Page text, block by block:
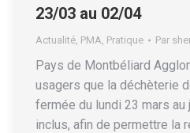
23/03 au 02/04
Actualité PMA Pratique Par
Pays de Montbéliard
usagers que la déchèterie
fermée du lundi 23 mars au
inclus, afin de permettre la